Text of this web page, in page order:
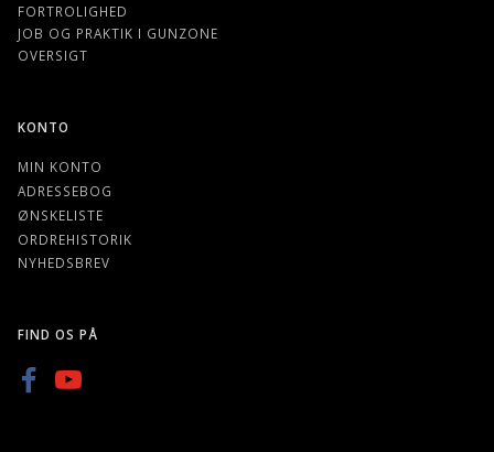
FORTROLIGHED
JOB OG PRAKTIK I GUNZONE
OVERSIGT
KONTO
MIN KONTO
ADRESSEBOG
ØNSKELISTE
ORDREHISTORIK
NYHEDSBREV
FIND OS PÅ